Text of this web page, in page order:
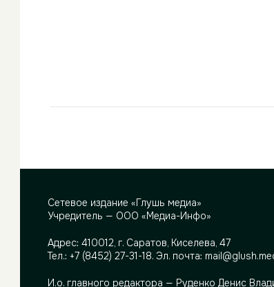
Сетевое издание «Глушь медиа»
Учредитель — ООО «Медиа-Инфо»
Адрес: 410012, г. Саратов, Киселева, 47
Тел.: +7 (8452) 27-31-18. Эл. почта:
И.о. главного редактора — Руденко Денис